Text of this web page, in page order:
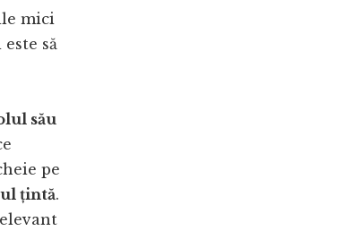
mici
să
său
pe
țintă.